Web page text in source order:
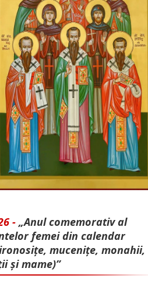
- „Anul comemorativ al
femei din calendar
mu­cenițe, monahii,
și mame)”